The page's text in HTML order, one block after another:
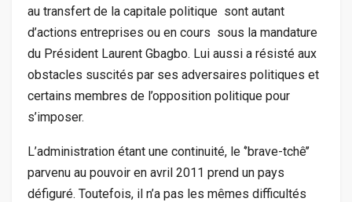
au transfert de la capitale politique sont autant
d’actions entreprises ou en cours sous la mandature
du Président Laurent Gbagbo. Lui aussi a résisté aux
obstacles suscités par ses adversaires politiques et
certains membres de l’opposition politique pour
s’imposer.
L’administration étant une continuité, le ‘’brave-tchê’’
parvenu au pouvoir en avril 2011 prend un pays
défiguré. Toutefois, il n’a pas les mêmes difficultés